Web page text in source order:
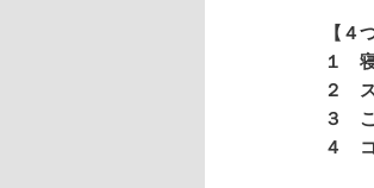
【４
１
２ ス
３ こ
４ コ